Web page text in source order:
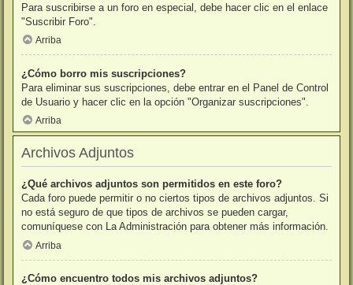
Para suscribirse a un foro en especial, debe hacer clic en el enlace
"Suscribir Foro".
Arriba
¿Cómo borro mis suscripciones?
Para eliminar sus suscripciones, debe entrar en el Panel de Control
de Usuario y hacer clic en la opción "Organizar suscripciones".
Arriba
Archivos Adjuntos
¿Qué archivos adjuntos son permitidos en este foro?
Cada foro puede permitir o no ciertos tipos de archivos adjuntos. Si
no está seguro de que tipos de archivos se pueden cargar,
comuníquese con La Administración para obtener más información.
Arriba
¿Cómo encuentro todos mis archivos adjuntos?